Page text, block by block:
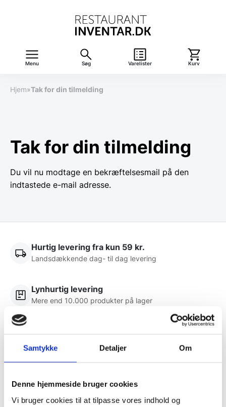
Samtykke Detaljer Om
Denne hjemmeside bruger cookies
Vi bruger cookies til at tilpasse vores indhold og
Menu Søg Varelister Kurv
Hjem»Tak for din tilmelding
Tak for din tilmelding
Du vil nu modtage en bekræftelsesmail på den
indtastede e-mail adresse.
Hurtig levering fra kun 59 kr.
Landsdækkende dag- til dag levering
Lynhurtig levering
Mere end 10.000 produkter på lager
og god rådgivning siden 1976
Kontakt kundeservice 97 15 31 11